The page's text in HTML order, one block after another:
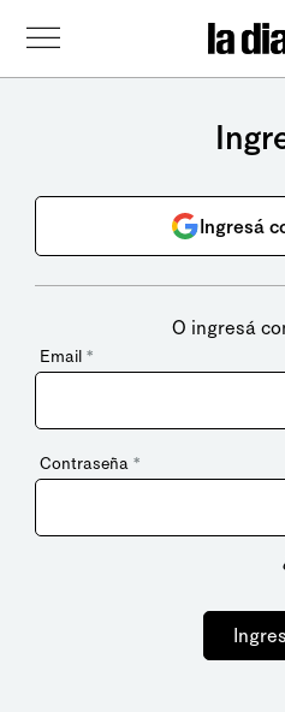
Ingresá
O ingresá
Email *
Contraseña *